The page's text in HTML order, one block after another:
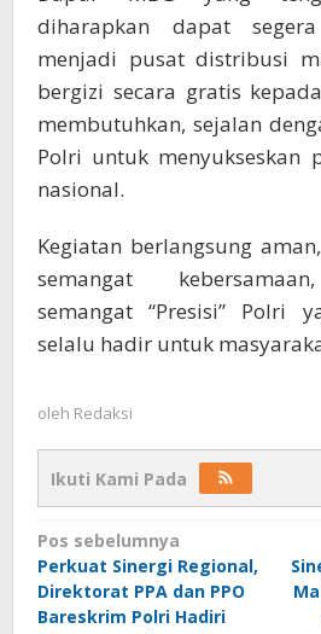
diharapkan dapat
menjadi pusat distribusi
bergizi secara gratis
membutuhkan, sejalan
Polri untuk menyukseskan
nasional.
Kegiatan berlangsung
semangat
semangat “Presisi” Polri
selalu hadir untuk
oleh Redaksi
Ikuti Kami Pada
Navigasi
pos
Pos sebelumnya
Perkuat Sinergi Regional,
Direktorat PPA dan PPO
Bareskrim Polri Hadiri